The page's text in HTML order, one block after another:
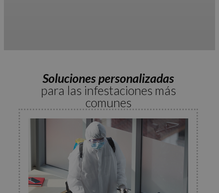
Soluciones personalizadas
para las infestaciones más
comunes